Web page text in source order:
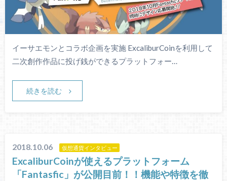
イーサエモンとコラボ企画を実施 ExcaliburCoinを利用して
二次創作作品に投げ銭ができるプラットフォー…
続きを読む
2018.10.06 仮想通貨インタビュー
ExcaliburCoinが使えるプラットフォーム
「Fantasfic」が公開目前！！機能や特徴を徹